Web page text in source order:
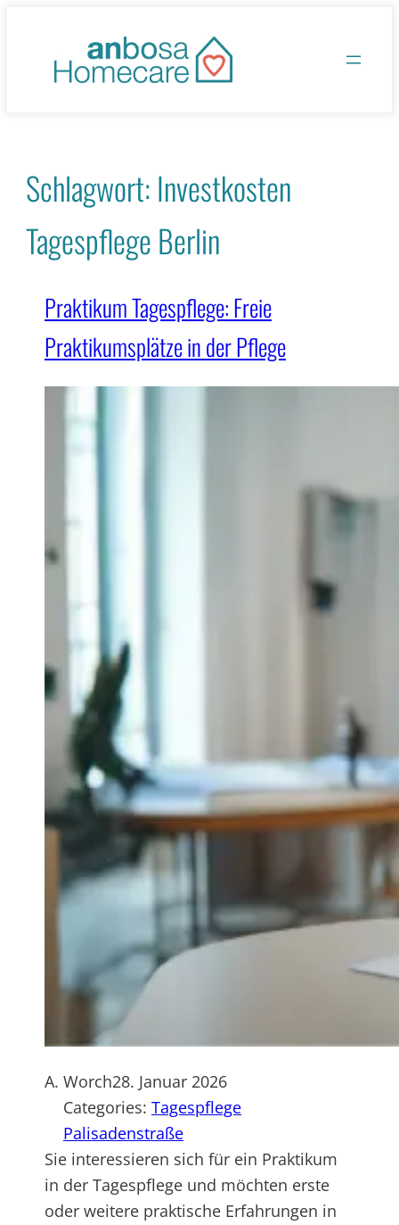
springen
Schlagwort:Investkosten
Tagespflege Berlin
Praktikum Tagespflege: Freie
Praktikumsplätze in der Pflege
A. Worch28. Januar 2026
Categories: Tagespflege
Palisadenstraße
Sie interessieren sich für ein Praktikum
in der Tagespflege und möchten erste
oder weitere praktische Erfahrungen in